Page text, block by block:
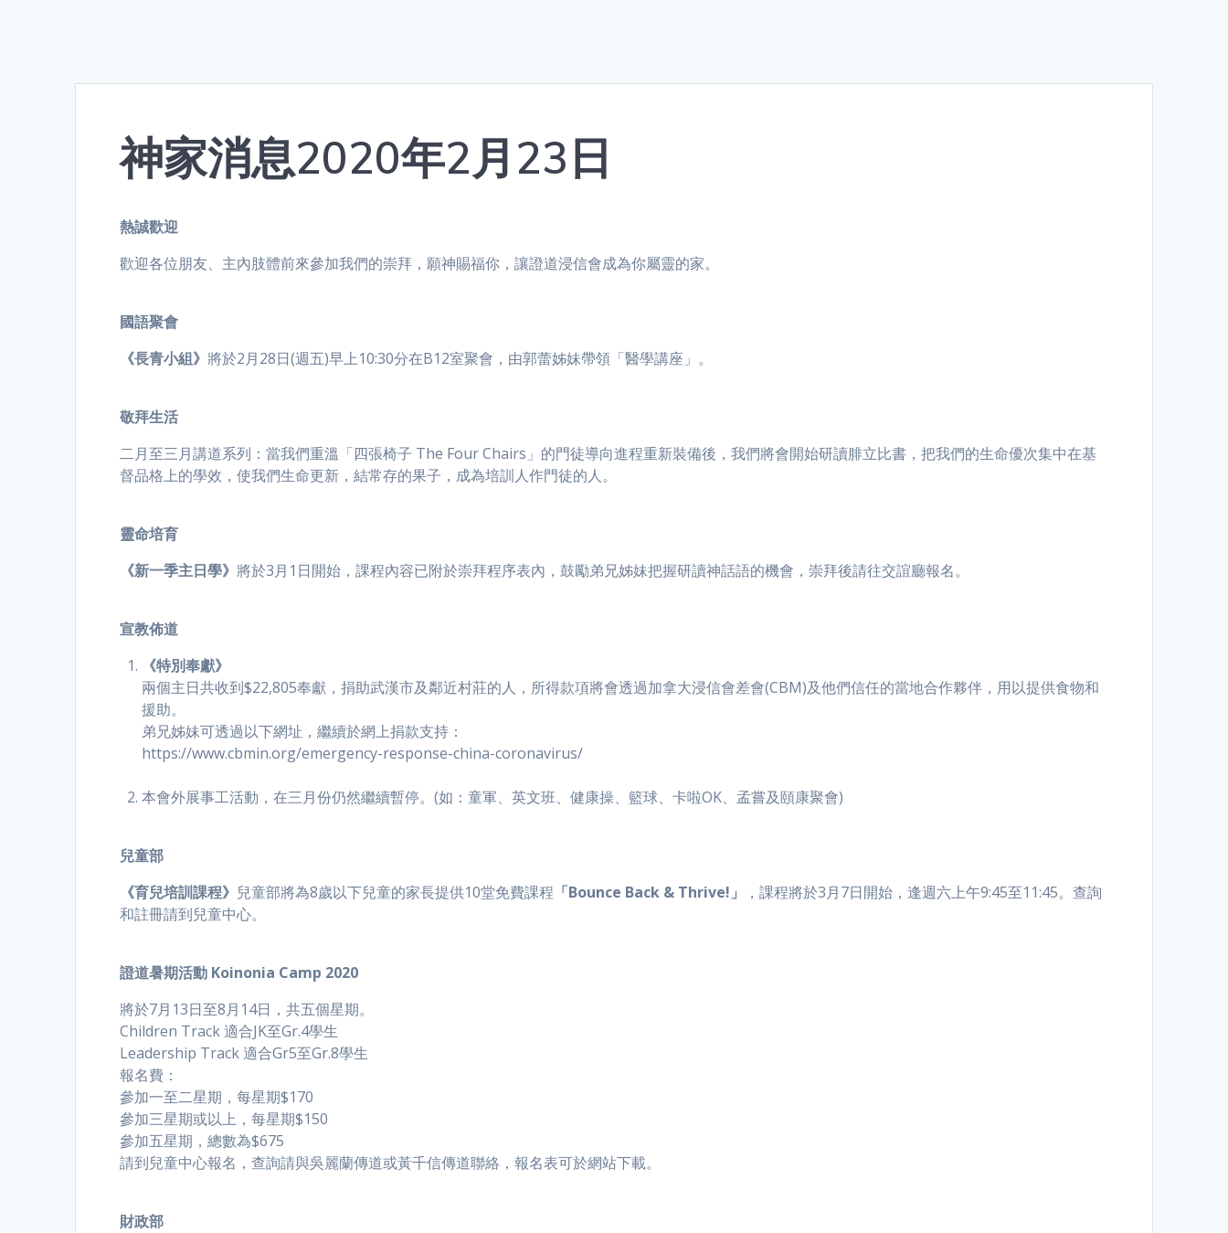
神家消息2020年2月23日
熱誠歡迎
歡迎各位朋友、主內肢體前來參加我們的崇拜，願神賜福你，讓證道浸信會成為你屬靈的家。
國語聚會
《長青小組》 將於2月28日(週五)早上10:30分在B12室聚會，由郭蕾姊妹帶領「醫學講座」。
敬拜生活
二月至三月講道系列：當我們重溫「四張椅子 The Four Chairs」的門徒導向進程重新裝備後，我們將會開始研讀腓立比書，把我們的生命優次集中在基
督品格上的學效，使我們生命更新，結常存的果子，成為培訓人作門徒的人。
靈命培育
《新一季主日學》 將於3月1日開始，課程內容已附於崇拜程序表內，鼓勵弟兄姊妹把握研讀神話語的機會，崇拜後請往交誼廳報名。
宣教佈道
《特別奉獻》
兩個主日共收到$22,805奉獻，捐助武漢市及鄰近村莊的人，所得款項將會透過加拿大浸信會差會(CBM)及他們信任的當地合作夥伴，用以提供食物和
援助。
弟兄姊妹可透過以下網址，繼續於網上捐款支持：
https://www.cbmin.org/emergency-response-china-coronavirus/
本會外展事工活動，在三月份仍然繼續暫停。(如：童軍、英文班、健康操、籃球、卡啦OK、孟嘗及頤康聚會)
兒童部
《育兒培訓課程》 兒童部將為8歲以下兒童的家長提供10堂免費課程 「Bounce Back & Thrive!」
，課程將於3月7日開始，逢週六上午9:45至11:45。查詢
和註冊請到兒童中心。
證道暑期活動 Koinonia Camp 2020
將於7月13日至8月14日，共五個星期。
Children Track 適合JK至Gr.4學生
Leadership Track 適合Gr5至Gr.8學生
報名費：
參加一至二星期，每星期$170
參加三星期或以上，每星期$150
參加五星期，總數為$675
請到兒童中心報名，查詢請與吳麗蘭傳道或黃千信傳道聯絡，報名表可於網站下載。
財政部